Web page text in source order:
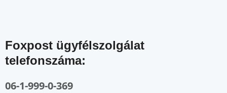
Foxpost ügyfélszolgálat
telefonszáma:
06-1-999-0-369